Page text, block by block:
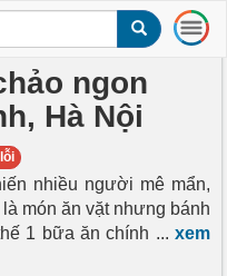
T
o
v
i
g
ngon
Hà Nội
nhiều người mê mẩn,
món ăn vặt nhưng bánh
1 bữa ăn chính ...xem